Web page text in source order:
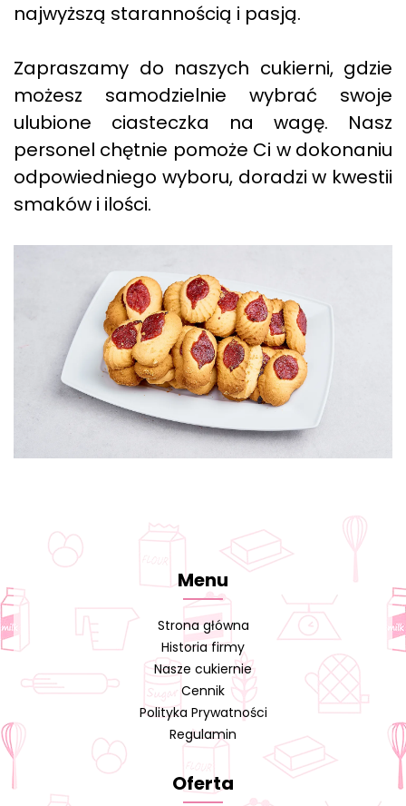
najwyższą starannością i pasją.
Zapraszamy do naszych cukierni, gdzie
możesz samodzielnie wybrać swoje
ulubione ciasteczka na wagę. Nasz
personel chętnie pomoże Ci w dokonaniu
odpowiedniego wyboru, doradzi w kwestii
smaków i ilości.
Menu
Strona główna
Historia firmy
Nasze cukiernie
Cennik
Polityka Prywatności
Regulamin
Oferta